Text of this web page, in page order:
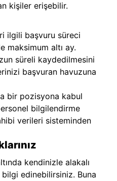
kişiler erişebilir.
ilgili başvuru süreci
maksimum altı ay.
süreli kaydedilmesini
başvuran havuzuna
bir pozisyona kabul
bilgilendirme
verileri sisteminden
kendinizle alakalı
bilgi edinebilirsiniz. Buna